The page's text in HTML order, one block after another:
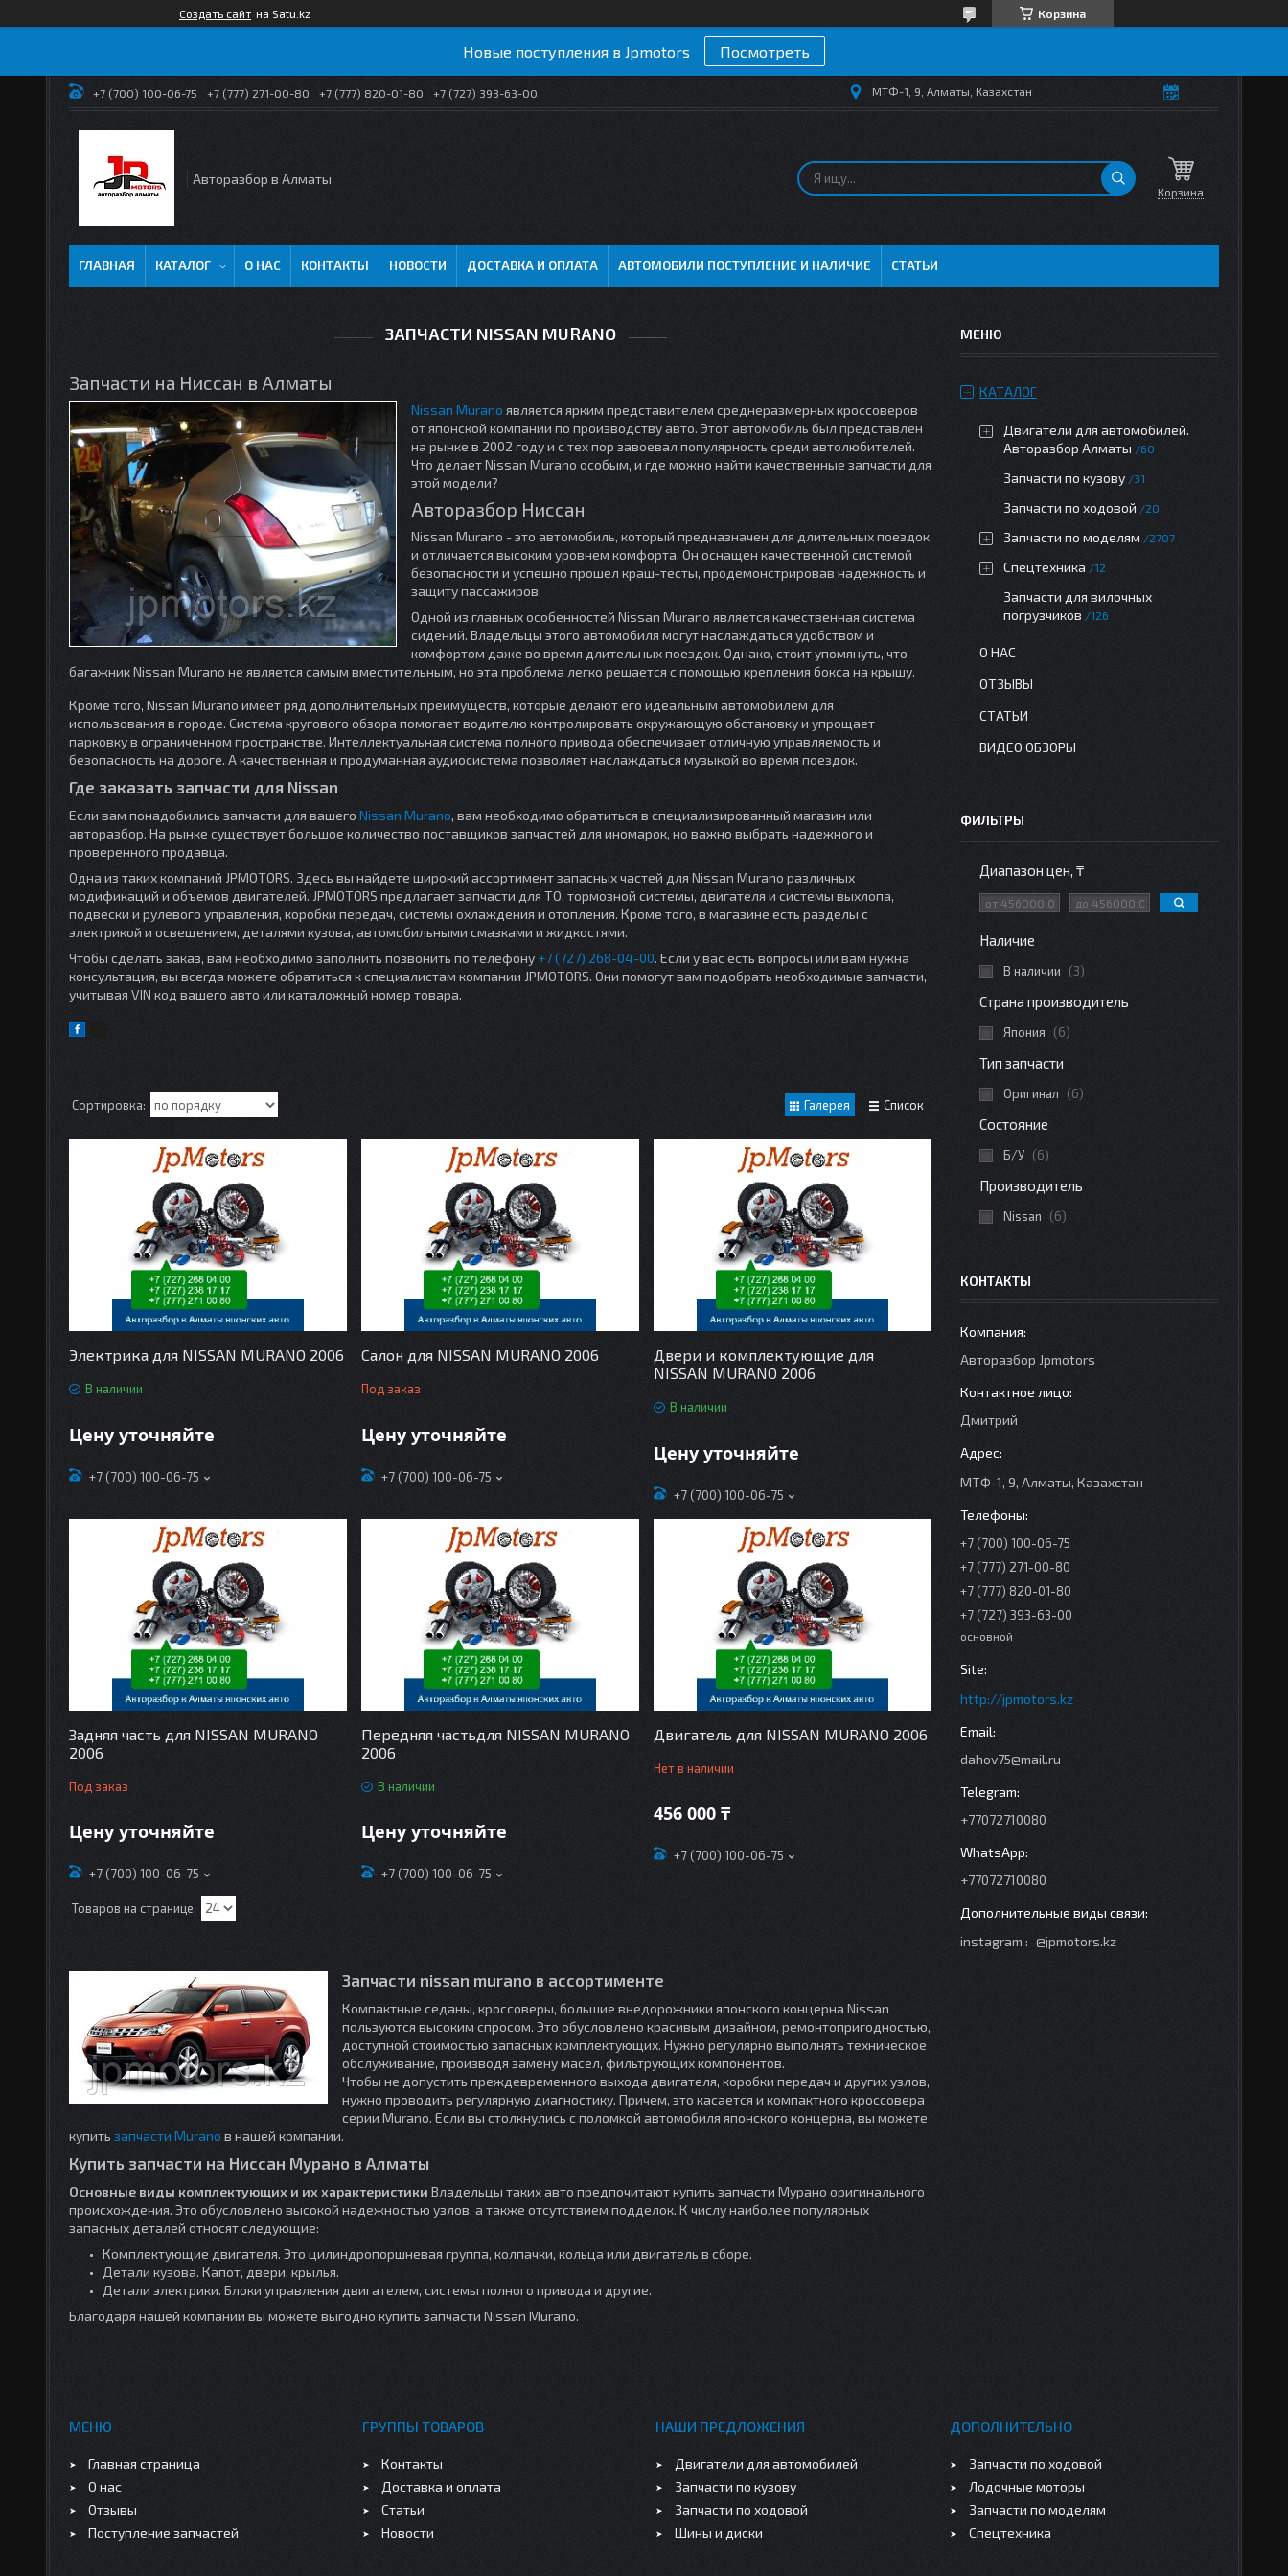
Создать сайт на Satu.kz Корзина
Новые поступления в Jpmotors Посмотреть
+7 (700) 100-06-75 +7 (777) 271-00-80 +7 (777) 820-01-80 +7 (727) 393-63-00 МТФ-1, 9, Алматы, Казахстан
Авторазбор в Алматы
Корзина
ГЛАВНАЯ КАТАЛОГ О НАС КОНТАКТЫ НОВОСТИ ДОСТАВКА И ОПЛАТА АВТОМОБИЛИ ПОСТУПЛЕНИЕ И НАЛИЧИЕ СТАТЬИ
ЗАПЧАСТИ NISSAN MURANO
Запчасти на Ниссан в Алматы
Nissan Murano является ярким представителем среднеразмерных кроссоверов
от японской компании по производству авто. Этот автомобиль был представлен
на рынке в 2002 году и с тех пор завоевал популярность среди автолюбителей.
Что делает Nissan Murano особым, и где можно найти качественные запчасти для
этой модели?
Авторазбор Ниссан
Nissan Murano - это автомобиль, который предназначен для длительных поездок
и отличается высоким уровнем комфорта. Он оснащен качественной системой
безопасности и успешно прошел краш-тесты, продемонстрировав надежность и
защиту пассажиров.
Одной из главных особенностей Nissan Murano является качественная система
сидений. Владельцы этого автомобиля могут наслаждаться удобством и
комфортом даже во время длительных поездок. Однако, стоит упомянуть, что
багажник Nissan Murano не является самым вместительным, но эта проблема легко решается с помощью крепления бокса на крышу.
Кроме того, Nissan Murano имеет ряд дополнительных преимуществ, которые делают его идеальным автомобилем для
использования в городе. Система кругового обзора помогает водителю контролировать окружающую обстановку и упрощает
парковку в ограниченном пространстве. Интеллектуальная система полного привода обеспечивает отличную управляемость и
безопасность на дороге. А качественная и продуманная аудиосистема позволяет наслаждаться музыкой во время поездок.
Где заказать запчасти для Nissan
Если вам понадобились запчасти для вашего Nissan Murano, вам необходимо обратиться в специализированный магазин или
авторазбор. На рынке существует большое количество поставщиков запчастей для иномарок, но важно выбрать надежного и
проверенного продавца.
Одна из таких компаний JPMOTORS. Здесь вы найдете широкий ассортимент запасных частей для Nissan Murano различных
модификаций и объемов двигателей. JPMOTORS предлагает запчасти для ТО, тормозной системы, двигателя и системы выхлопа,
подвески и рулевого управления, коробки передач, системы охлаждения и отопления. Кроме того, в магазине есть разделы с
электрикой и освещением, деталями кузова, автомобильными смазками и жидкостями.
Чтобы сделать заказ, вам необходимо заполнить позвонить по телефону +7 (727) 268-04-00. Если у вас есть вопросы или вам нужна
консультация, вы всегда можете обратиться к специалистам компании JPMOTORS. Они помогут вам подобрать необходимые запчасти,
учитывая VIN код вашего авто или каталожный номер товара.
Галерея Список
Электрика для NISSAN MURANO 2006
В наличии
Цену уточняйте
+7 (700) 100-06-75
Салон для NISSAN MURANO 2006
Под заказ
Цену уточняйте
+7 (700) 100-06-75
Двери и комплектующие для
NISSAN MURANO 2006
В наличии
Цену уточняйте
+7 (700) 100-06-75
Задняя часть для NISSAN MURANO
2006
Под заказ
Цену уточняйте
+7 (700) 100-06-75
Передняя частьдля NISSAN MURANO
2006
В наличии
Цену уточняйте
+7 (700) 100-06-75
Двигатель для NISSAN MURANO 2006
Нет в наличии
456 000 ₸
+7 (700) 100-06-75
Запчасти nissan murano в ассортименте
Компактные седаны, кроссоверы, большие внедорожники японского концерна Nissan
пользуются высоким спросом. Это обусловлено красивым дизайном, ремонтопригодностью,
доступной стоимостью запасных комплектующих. Нужно регулярно выполнять техническое
обслуживание, производя замену масел, фильтрующих компонентов.
Чтобы не допустить преждевременного выхода двигателя, коробки передач и других узлов,
нужно проводить регулярную диагностику. Причем, это касается и компактного кроссовера
серии Murano. Если вы столкнулись с поломкой автомобиля японского концерна, вы можете
купить запчасти Murano в нашей компании.
Купить запчасти на Ниссан Мурано в Алматы
Основные виды комплектующих и их характеристики Владельцы таких авто предпочитают купить запчасти Мурано оригинального
происхождения. Это обусловлено высокой надежностью узлов, а также отсутствием подделок. К числу наиболее популярных
запасных деталей относят следующие:
Комплектующие двигателя. Это цилиндропоршневая группа, колпачки, кольца или двигатель в сборе.
Детали кузова. Капот, двери, крылья.
Детали электрики. Блоки управления двигателем, системы полного привода и другие.
Благодаря нашей компании вы можете выгодно купить запчасти Nissan Murano.
КАТАЛОГ
Двигатели для автомобилей.
Авторазбор Алматы
60
Запчасти по кузову 31
Запчасти по ходовой 20
Запчасти по моделям 2707
Спецтехника 12
Запчасти для вилочных
погрузчиков
126
О НАС
ОТЗЫВЫ
СТАТЬИ
ВИДЕО ОБЗОРЫ
ФИЛЬТРЫ
Диапазон цен, ₸
Наличие
В наличии 3
Страна производитель
Япония 6
Тип запчасти
Оригинал 6
Состояние
Б/У 6
Производитель
Nissan 6
КОНТАКТЫ
Авторазбор Jpmotors
Дмитрий
МТФ-1, 9, Алматы, Казахстан
+7 (700) 100-06-75
+7 (777) 271-00-80
+7 (777) 820-01-80
+7 (727) 393-63-00
основной
http://jpmotors.kz
dahov75@mail.ru
+77072710080
+77072710080
instagram @jpmotors.kz
МЕНЮ
Главная страница
О нас
Отзывы
Поступление запчастей
ГРУППЫ ТОВАРОВ
Контакты
Доставка и оплата
Статьи
Новости
НАШИ ПРЕДЛОЖЕНИЯ
Двигатели для автомобилей
Запчасти по кузову
Запчасти по ходовой
Шины и диски
ДОПОЛНИТЕЛЬНО
Запчасти по ходовой
Лодочные моторы
Запчасти по моделям
Спецтехника